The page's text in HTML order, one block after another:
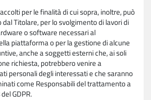
per le finalità di cui sopra, inoltre, può
Titolare, per lo svolgimento di lavori di
o software necessari al
piattaforma o per la gestione di alcune
anche a soggetti esterni che, ai soli
richiesta, potrebbero venire a
personali degli interessati e che saranno
come Responsabili del trattamento a
GDPR.